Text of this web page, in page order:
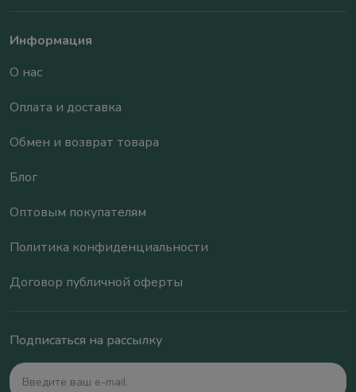
Информация
О нас
Оплата и доставка
Обмен и возврат товара
Блог
Оптовым покупателям
Политика конфиденциальности
Договор публичной оферты
Подписаться на рассылку